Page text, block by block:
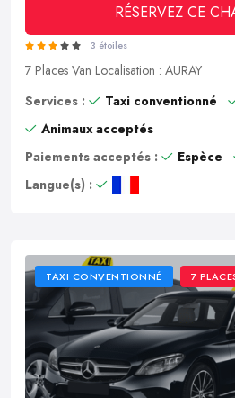
RÉSERVEZ CE
3 étoiles
7 Places Van Localisation : AURAY
Services :
Taxi conventionné
Animaux acceptés
Paiements acceptés :
Espèce
Langue(s) :
TAXI CONVENTIONNÉ 7